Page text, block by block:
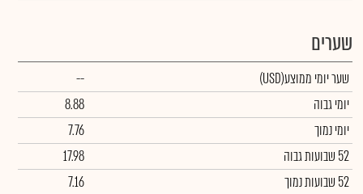
שערים
שער יומי ממוצע(USD)
--
יומי גבוה
8.88
יומי נמוך
7.76
52 שבועות גבוה
17.98
52 שבועות נמוך
7.16